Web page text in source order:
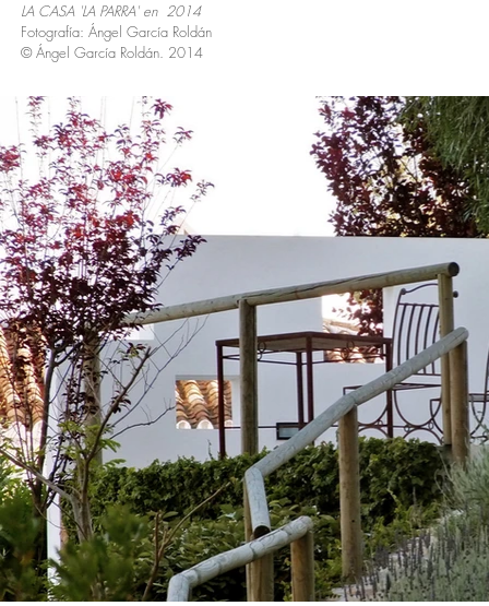
LA CASA 'LA PARRA' en 2014
Fotografía: Ángel García Roldán
© Ángel García Roldán. 2014